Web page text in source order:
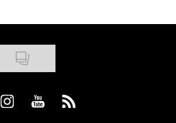
on Facebook
Visit us on Instagram
Visit us on Youtube
Visit us on Rss